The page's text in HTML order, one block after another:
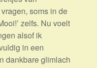
soms in de
zelfs. Nu voelt
alsof ik
in een
dankbare glimlach